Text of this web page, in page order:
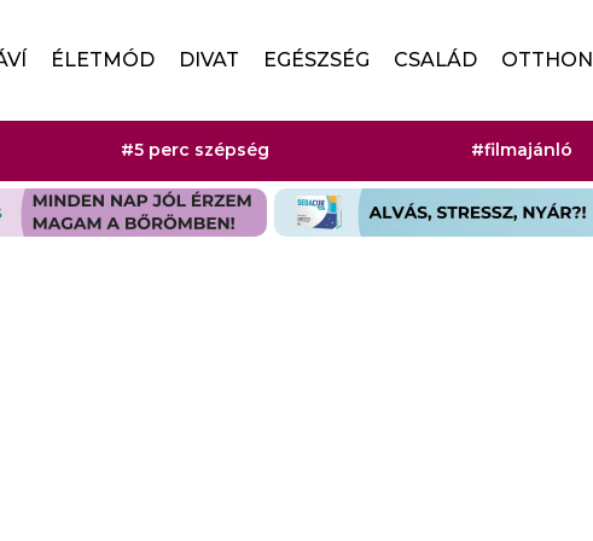
ÉLETMÓD DIVAT EGÉSZSÉG CSALÁD OTTHON
#5 perc szépség #filmajánló